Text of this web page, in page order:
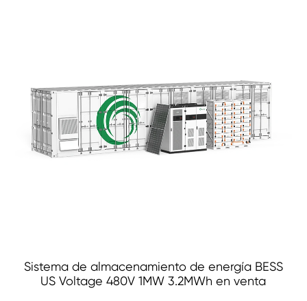
Sistema de almacenamiento de energía BESS
US Voltage 480V 1MW 3.2MWh en venta